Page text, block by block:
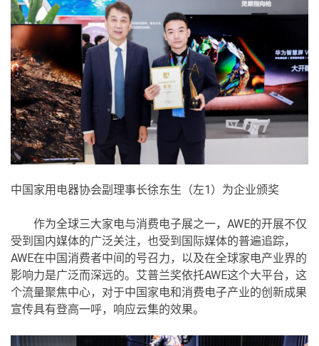
中国家用电器协会副理事长徐东生（左1）为企业颁奖
作为全球三大家电与消费电子展之一，AWE的开展不仅
受到国内媒体的广泛关注，也受到国际媒体的普遍追踪，
AWE在中国消费者中间的号召力，以及在全球家电产业界的
影响力是广泛而深远的。艾普兰奖依托AWE这个大平台，这
个流量聚焦中心，对于中国家电和消费电子产业的创新成果
宣传具有登高一呼，响应云集的效果。